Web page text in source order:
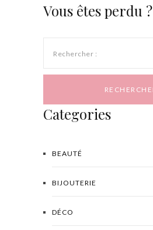
Vous êtes perdu ?
Rechercher :
Categories
BEAUTÉ
BIJOUTERIE
DÉCO